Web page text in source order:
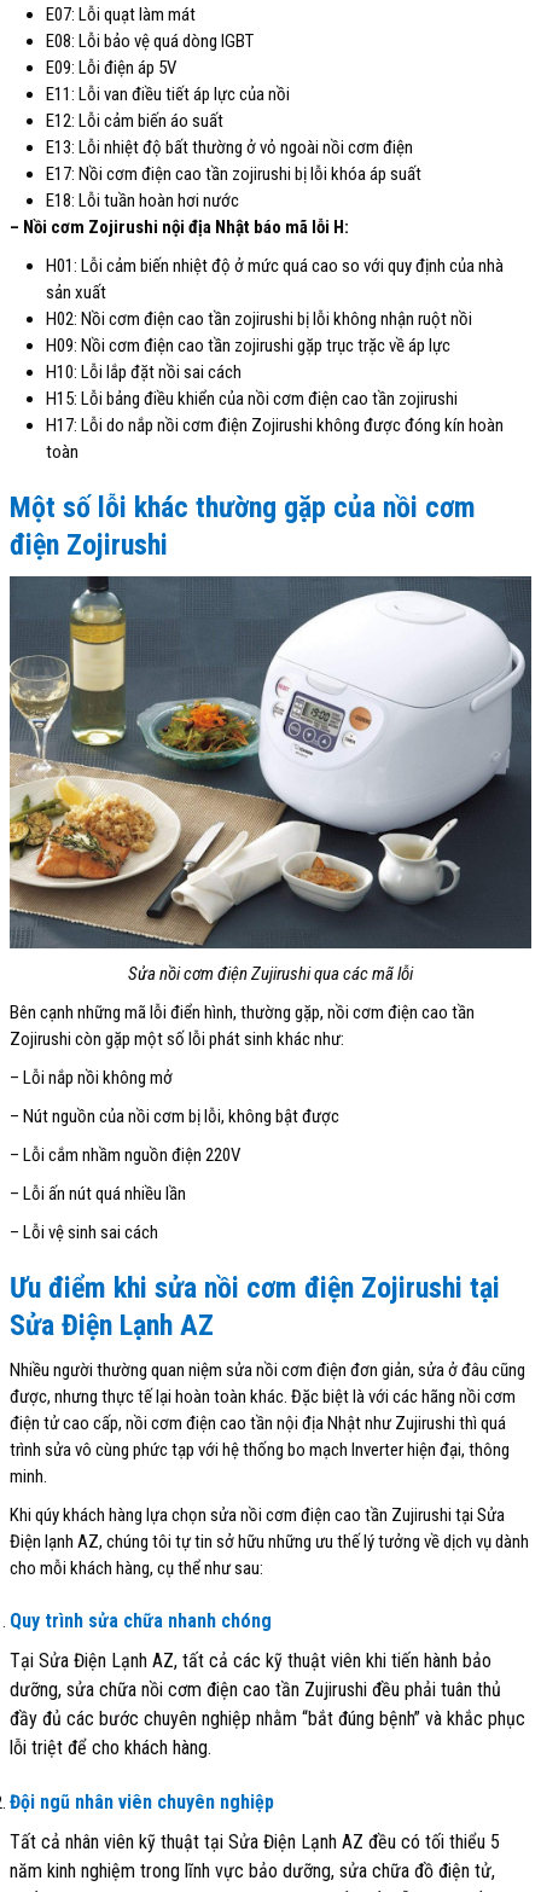
E07: Lỗi quạt làm mát
E08: Lỗi bảo vệ quá dòng IGBT
E09: Lỗi điện áp 5V
E11: Lỗi van điều tiết áp lực của nồi
E12: Lỗi cảm biến áo suất
E13: Lỗi nhiệt độ bất thường ở vỏ ngoài nồi cơm điện
E17: Nồi cơm điện cao tần zojirushi bị lỗi khóa áp suất
E18: Lỗi tuần hoàn hơi nước
– Nồi cơm Zojirushi nội địa Nhật báo mã lỗi H:
H01: Lỗi cảm biến nhiệt độ ở mức quá cao so với quy định của nhà
sản xuất
H02: Nồi cơm điện cao tần zojirushi bị lỗi không nhận ruột nồi
H09: Nồi cơm điện cao tần zojirushi gặp trục trặc về áp lực
H10: Lỗi lắp đặt nồi sai cách
H15: Lỗi bảng điều khiển của nồi cơm điện cao tần zojirushi
H17: Lỗi do nắp nồi cơm điện Zojirushi không được đóng kín hoàn
toàn
Một số lỗi khác thường gặp của nồi cơm
điện Zojirushi
Sửa nồi cơm điện Zujirushi qua các mã lỗi
Bên cạnh những mã lỗi điển hình, thường gặp, nồi cơm điện cao tần
Zojirushi còn gặp một số lỗi phát sinh khác như:
– Lỗi nắp nồi không mở
– Nút nguồn của nồi cơm bị lỗi, không bật được
– Lỗi cắm nhầm nguồn điện 220V
– Lỗi ấn nút quá nhiều lần
– Lỗi vệ sinh sai cách
Ưu điểm khi sửa nồi cơm điện Zojirushi tại
Sửa Điện Lạnh AZ
Nhiều người thường quan niệm sửa nồi cơm điện đơn giản, sửa ở đâu cũng
được, nhưng thực tế lại hoàn toàn khác. Đặc biệt là với các hãng nồi cơm
điện tử cao cấp, nồi cơm điện cao tần nội địa Nhật như Zujirushi thì quá
trình sửa vô cùng phức tạp với hệ thống bo mạch Inverter hiện đại, thông
minh.
Khi qúy khách hàng lựa chọn sửa nồi cơm điện cao tần Zujirushi tại Sửa
Điện lạnh AZ, chúng tôi tự tin sở hữu những ưu thế lý tưởng về dịch vụ dành
cho mỗi khách hàng, cụ thể như sau:
Quy trình sửa chữa nhanh chóng
Tại Sửa Điện Lạnh AZ, tất cả các kỹ thuật viên khi tiến hành bảo
dưỡng, sửa chữa nồi cơm điện cao tần Zujirushi đều phải tuân thủ
đầy đủ các bước chuyên nghiệp nhằm “bắt đúng bệnh” và khắc phục
lỗi triệt để cho khách hàng.
Đội ngũ nhân viên chuyên nghiệp
Tất cả nhân viên kỹ thuật tại Sửa Điện Lạnh AZ đều có tối thiểu 5
năm kinh nghiệm trong lĩnh vực bảo dưỡng, sửa chữa đồ điện tử,